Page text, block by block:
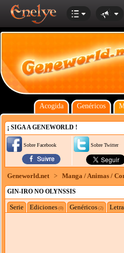
Acogida Genéricos
¡ SIGA A GENEWORLD !
Sobre Facebook Sobre Twitter
Geneworld.net > Manga / Animas /
GIN-IRO NO OLYNSSIS
Serie Ediciones (0) Genéricos (2)